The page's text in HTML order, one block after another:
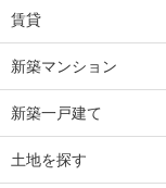
賃貸
新築マンション
新築一戸建て
土地を探す